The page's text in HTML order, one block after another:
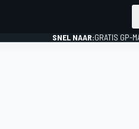
SNEL NAAR:GRATIS GP-